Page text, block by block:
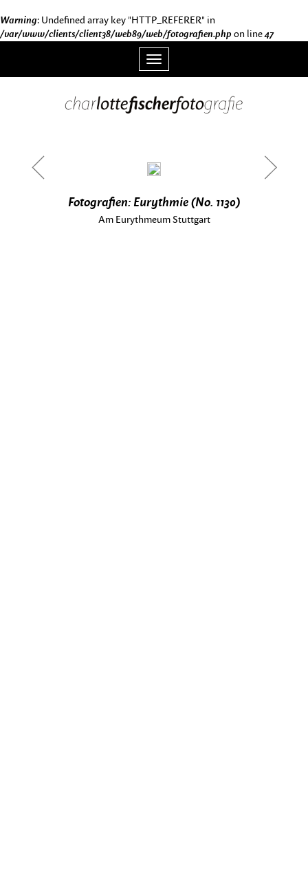
Warning: Undefined array key "HTTP_REFERER" in
/var/www/clients/client38/web89/web/fotografien.php on line47
Toggle
Fotografien: Eurythmie (No. 1130)
Am Eurythmeum Stuttgart